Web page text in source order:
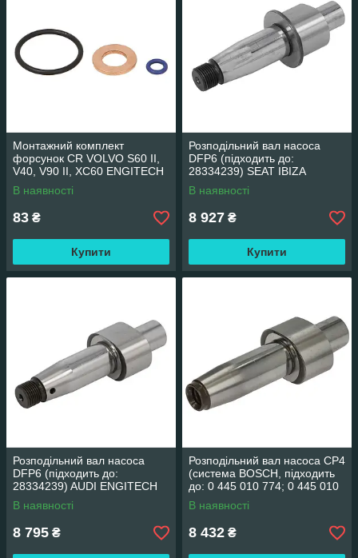
Монтажний комплект
форсунок CR VOLVO S60 II,
V40, V90 II, XC60 ENGITECH
ENT250859
В наявності
83 ₴
Купити
Розподільний вал насоса
DFP6 (підходить до:
28334239) SEAT IBIZA
ENGITECH ENT230119
В наявності
8 927 ₴
Купити
Розподільний вал насоса
DFP6 (підходить до:
28334239) AUDI ENGITECH
ENT230118
В наявності
8 795 ₴
Розподільний вал насоса CP4
(система BOSCH, підходить
до: 0 445 010 774; 0 445 010
775) BMW 1 (F40), 2 (F45), 2
(G42, G87),
В наявності
8 432 ₴